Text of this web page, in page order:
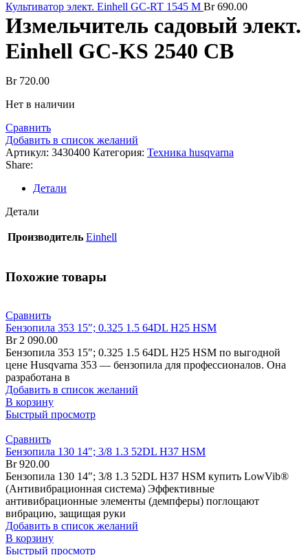
Культиватор элект. Einhell GC-RT 1545 M Br690.00
Измельчитель садовый элект.
Einhell GC-KS 2540 CB
Br720.00
Нет в наличии
Сравнить
Добавить в список желаний
Артикул: 3430400 Категория: Техника husqvarna
Share:
Детали
Детали
Производитель Einhell
Похожие товары
Сравнить
Бензопила 353 15″; 0.325 1.5 64DL H25 HSM
Br2 090.00
Бензопила 353 15″; 0.325 1.5 64DL H25 HSM по выгодной
цене Husqvarna 353 — бензопила для профессионалов. Она
разработана в
Добавить в список желаний
В корзину
Быстрый просмотр
Сравнить
Бензопила 130 14″; 3/8 1.3 52DL H37 HSM
Br920.00
Бензопила 130 14"; 3/8 1.3 52DL H37 HSM купить LowVib®
(Антивибрационная система) Эффективные
антивибрационные элементы (демпферы) поглощают
вибрацию, защищая руки
Добавить в список желаний
В корзину
Быстрый просмотр